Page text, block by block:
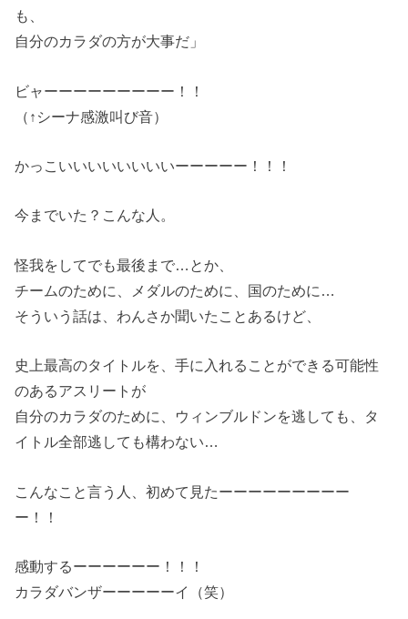
も、
自分のカラダの方が大事だ」
ビャーーーーーーーーー！！
（↑シーナ感激叫び音）
かっこいいいいいいいいーーーーー！！！
今までいた？こんな人。
怪我をしてでも最後まで…とか、
チームのために、メダルのために、国のために…
そういう話は、わんさか聞いたことあるけど、
史上最高のタイトルを、手に入れることができる可能性
のあるアスリートが
自分のカラダのために、ウィンブルドンを逃しても、タ
イトル全部逃しても構わない…
こんなこと言う人、初めて見たーーーーーーーーー
ー！！
感動するーーーーーー！！！
カラダバンザーーーーーイ（笑）